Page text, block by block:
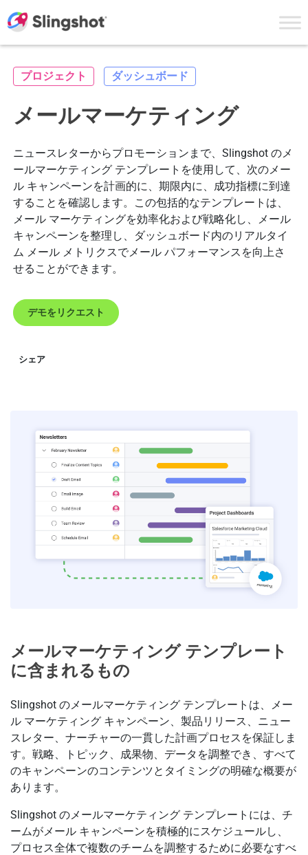
プロジェクト ダッシュボード
メールマーケティング
ニュースレターからプロモーションまで、Slingshot のメ
ールマーケティング テンプレートを使用して、次のメー
ル キャンペーンを計画的に、期限内に、成功指標に到達
することを確認します。この包括的なテンプレートは、
メール マーケティングを効率化および戦略化し、メール
キャンペーンを整理し、ダッシュボード内のリアルタイ
ム メール メトリクスでメール パフォーマンスを向上さ
せることができます。
デモをリクエスト
シェア
メールマーケティング テンプレート
に含まれるもの
Slingshot のメールマーケティング テンプレートは、メー
ル マーケティング キャンペーン、製品リリース、ニュー
スレター、ナーチャーの一貫した計画プロセスを保証しま
す。戦略、トピック、成果物、データを調整でき、すべて
のキャンペーンのコンテンツとタイミングの明確な概要が
あります。
Slingshot のメールマーケティング テンプレートには、チ
ームがメール キャンペーンを積極的にスケジュールし、
プロセス全体で複数のチームを調整するために必要なすべ